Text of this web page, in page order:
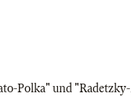
Polka" und